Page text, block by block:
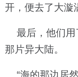
开，便去了大漩
最后，他们用
那片异大陆。
“海的那边居